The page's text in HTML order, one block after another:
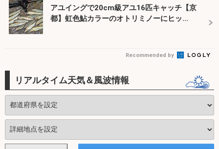
アユイングで20cm級アユ16匹キャッチ【京
都】虹色鮎カラーのオトリミノーにヒッ...
Recommended by
リアルタイム天気＆風波情報